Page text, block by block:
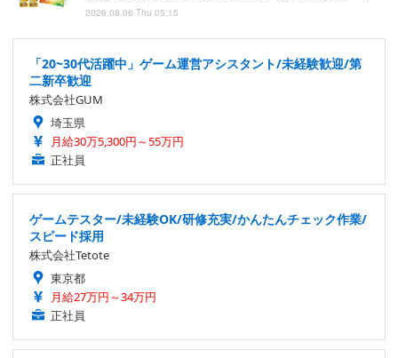
2026.08.06 Thu 05:15
「20~30代活躍中」ゲーム運営アシスタント/未経験歓迎/第
二新卒歓迎
株式会社GUM
埼玉県
月給30万5,300円～55万円
正社員
ゲームテスター/未経験OK/研修充実/かんたんチェック作業/
スピード採用
株式会社Tetote
東京都
月給27万円～34万円
正社員